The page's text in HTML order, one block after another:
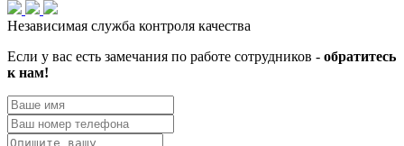
Независимая служба контроля качества
Если у вас есть замечания по работе сотрудников - обратитесь
к нам!